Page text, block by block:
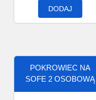
DODAJ
POKROWIEC NA
SOFE 2 OSOBOWĄ